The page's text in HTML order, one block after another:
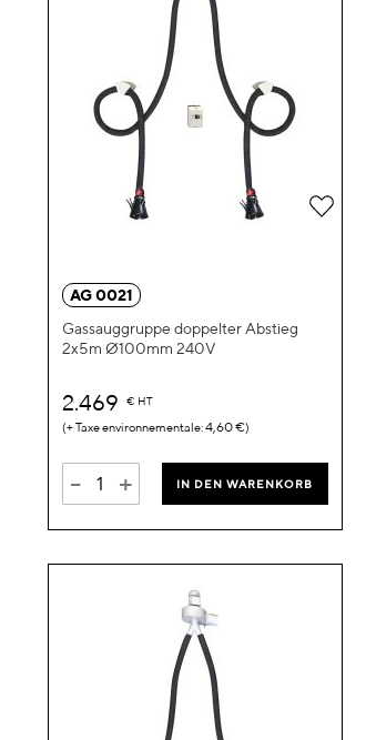
AG 0021
Gassauggruppe doppelter Abstieg
2x5m Ø100mm 240V
2.469 € HT
4,60 €
- + IN DEN WARENKORB
Zur